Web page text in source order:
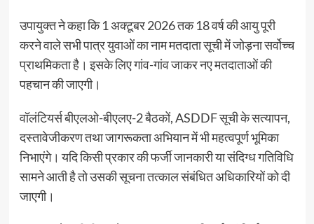
उपायुक्त ने कहा कि 1 अक्टूबर 2026 तक 18 वर्ष की आयु पूरी
करने वाले सभी पात्र युवाओं का नाम मतदाता सूची में जोड़ना सर्वोच्च
प्राथमिकता है। इसके लिए गांव-गांव जाकर नए मतदाताओं की
पहचान की जाएगी।
वॉलंटियर्स बीएलओ-बीएलए-2 बैठकों, ASDDF सूची के सत्यापन,
दस्तावेजीकरण तथा जागरूकता अभियान में भी महत्वपूर्ण भूमिका
निभाएंगे। यदि किसी प्रकार की फर्जी जानकारी या संदिग्ध गतिविधि
सामने आती है तो उसकी सूचना तत्काल संबंधित अधिकारियों को दी
जाएगी।